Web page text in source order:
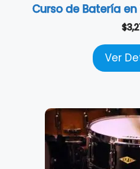
Curso de Batería
$
Ver